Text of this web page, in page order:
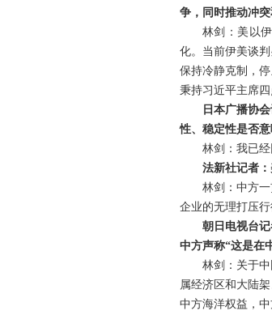
争，同时推动冲突
林剑：美以
化。当前伊美谈
保持冷静克制，
秉持习近平主席
日本广播协
性、稳定性是否
林剑：我已经
法新社记者
林剑：中方
企业的无理打压
朝日电视台
中方声称“这是在
林剑：关于
属经济区和大陆
中方海洋权益，中